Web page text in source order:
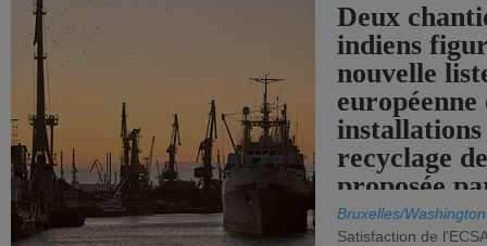
Deux
indiens
nouvelle
européenne
installations
recyclage
proposée
Bruxelles/Washington
Satisfaction de